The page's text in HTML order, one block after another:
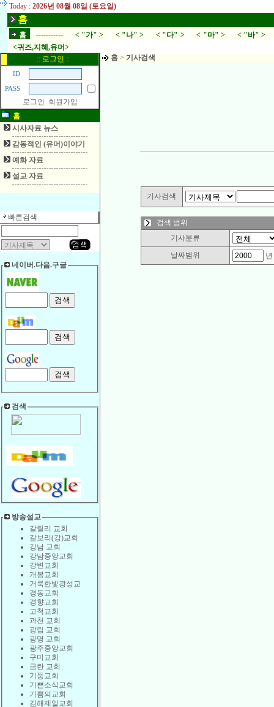
Today : 2026년 08월 08일 (토요일)
홈
홈 ----------- < "가" > < "나" > < "다" > < "마" > < "바" >
<귀즈,지혜,유머>
:: 로그인 ::
ID
PASS
로그인
회원가입
홈
시사자료 뉴스
감동적인 (유머)이야기
예화 자료
설교 자료
빠른검색
네이버.다음.구글
검색
방송설교
갈릴리 교회
갈보리(강)교회
강남 교회
강남중앙교회
강변교회
개봉교회
거룩한빛광성교
경동교회
경향교회
고척교회
과천 교회
광림 교회
광명 교회
광주중앙교회
구미교회
금란 교회
기둥교회
기쁜소식교회
기쁨의교회
김해제일교회
홈 > 기사검색
기사검색
검색 범위
기사분류
날짜범위